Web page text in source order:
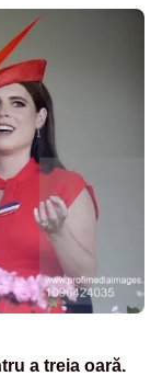
a treia oară.